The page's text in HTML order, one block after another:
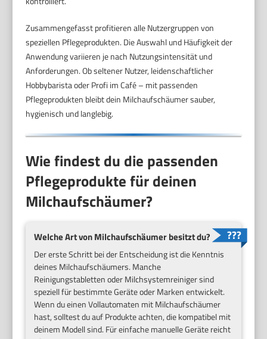
Zusammengefasst profitieren alle Nutzergruppen von
speziellen Pflegeprodukten. Die Auswahl und Häufigkeit der
Anwendung variieren je nach Nutzungsintensität und
Anforderungen. Ob seltener Nutzer, leidenschaftlicher
Hobbybarista oder Profi im Café – mit passenden
Pflegeprodukten bleibt dein Milchaufschäumer sauber,
hygienisch und langlebig.
Wie findest du die passenden
Pflegeprodukte für deinen
Milchaufschäumer?
Welche Art von Milchaufschäumer besitzt du?
Der erste Schritt bei der Entscheidung ist die Kenntnis
deines Milchaufschäumers. Manche
Reinigungstabletten oder Milchsystemreiniger sind
speziell für bestimmte Geräte oder Marken entwickelt.
Wenn du einen Vollautomaten mit Milchaufschäumer
hast, solltest du auf Produkte achten, die kompatibel mit
deinem Modell sind. Für einfache manuelle Geräte reicht